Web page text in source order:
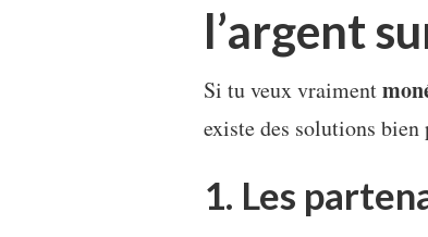
l’argent
Si tu veux vraiment
existe des solutions bien
1. Les